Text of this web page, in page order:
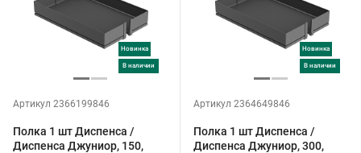
Новинка
в наличии
Артикул 2366199846
Полка 1 шт Диспенса /
Диспенса Джуниор, 150,
Новинка
в наличии
Артикул 2364649846
Полка 1 шт Диспенса /
Диспенса Джуниор, 300,